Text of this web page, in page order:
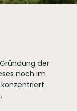
der
noch im